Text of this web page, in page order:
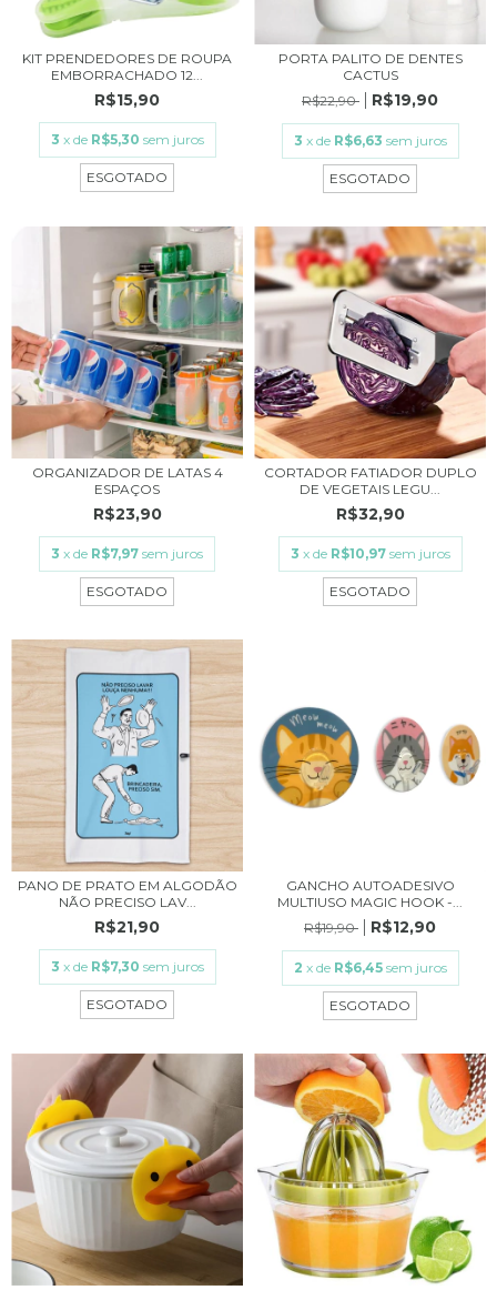
KIT PRENDEDORES DE ROUPA
EMBORRACHADO 12...
R$15,90
3 x de R$5,30 sem juros
ESGOTADO
PORTA PALITO DE DENTES
CACTUS
R$22,90
R$19,90
3 x de R$6,63 sem juros
ESGOTADO
ORGANIZADOR DE LATAS 4
ESPAÇOS
R$23,90
3 x de R$7,97 sem juros
ESGOTADO
CORTADOR FATIADOR DUPLO
DE VEGETAIS LEGU...
R$32,90
3 x de R$10,97 sem juros
ESGOTADO
PANO DE PRATO EM ALGODÃO
NÃO PRECISO LAV...
R$21,90
3 x de R$7,30 sem juros
ESGOTADO
GANCHO AUTOADESIVO
MULTIUSO MAGIC HOOK -...
R$19,90
R$12,90
2 x de R$6,45 sem juros
ESGOTADO